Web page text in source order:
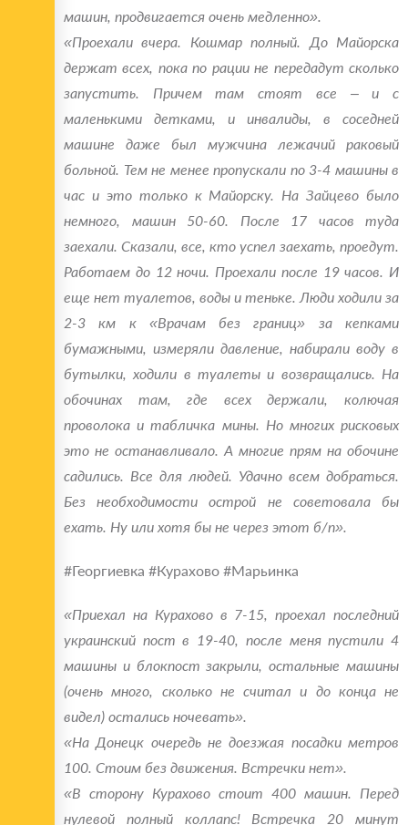
машин, продвигается очень медленно».
«Проехали вчера. Кошмар полный. До Майорска
держат всех, пока по рации не передадут сколько
запустить. Причем там стоят все – и с
маленькими детками, и инвалиды, в соседней
машине даже был мужчина лежачий раковый
больной. Тем не менее пропускали по 3-4 машины в
час и это только к Майорску. На Зайцево было
немного, машин 50-60. После 17 часов туда
заехали. Сказали, все, кто успел заехать, проедут.
Работаем до 12 ночи. Проехали после 19 часов. И
еще нет туалетов, воды и теньке. Люди ходили за
2-3 км к «Врачам без границ» за кепками
бумажными, измеряли давление, набирали воду в
бутылки, ходили в туалеты и возвращались. На
обочинах там, где всех держали, колючая
проволока и табличка мины. Но многих рисковых
это не останавливало. А многие прям на обочине
садились. Все для людей. Удачно всем добраться.
Без необходимости острой не советовала бы
ехать. Ну или хотя бы не через этот б/п».
#‎Георгиевка #‎Курахово #‎Марьинка
«Приехал на Курахово в 7-15, проехал последний
украинский пост в 19-40, после меня пустили 4
машины и блокпост закрыли, остальные машины
(очень много, сколько не считал и до конца не
видел) остались ночевать».
«На Донецк очередь не доезжая посадки метров
100. Стоим без движения. Встречки нет».
«В сторону Курахово стоит 400 машин. Перед
нулевой полный коллапс! Встречка 20 минут